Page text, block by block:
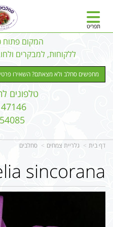
המקום פתוח
ללקוחות, למבקרים
מחפשים סחלב ולא מצאתם? השאירו
טלפונים
תפריט
דף בית גלריית צמחים סחלבים
sincorana